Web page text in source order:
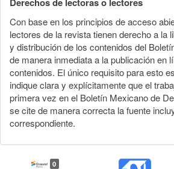
Con base en los principios de acceso
lectores de la revista tienen derecho a la
y distribución de los contenidos del
de manera inmediata a la publicación en
contenidos. El único requisito para esto
indique clara y explícitamente que el
primera vez en el Boletín Mexicano de
se cite de manera correcta la fuente
correspondiente.
0